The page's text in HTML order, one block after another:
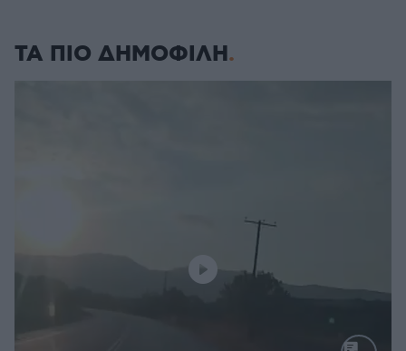
ΤΑ ΠΙΟ ΔΗΜΟΦΙΛΗ